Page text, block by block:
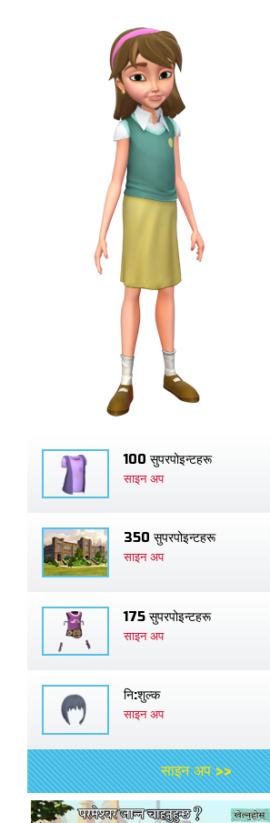
100 सुपरपोइन्टहरू
साइन अप
350 सुपरपोइन्टहरू
साइन अप
175 सुपरपोइन्टहरू
साइन अप
नि:शुल्क
साइन अप
साइन अप >>